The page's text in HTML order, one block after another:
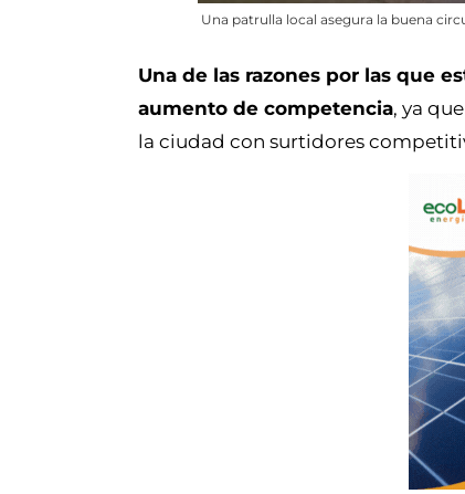
Una patrulla local asegura la buena
Una de las razones por las que
aumento de competencia, ya
la ciudad con surtidores